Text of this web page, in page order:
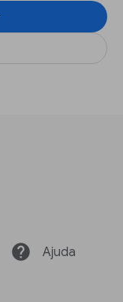
help Ajuda